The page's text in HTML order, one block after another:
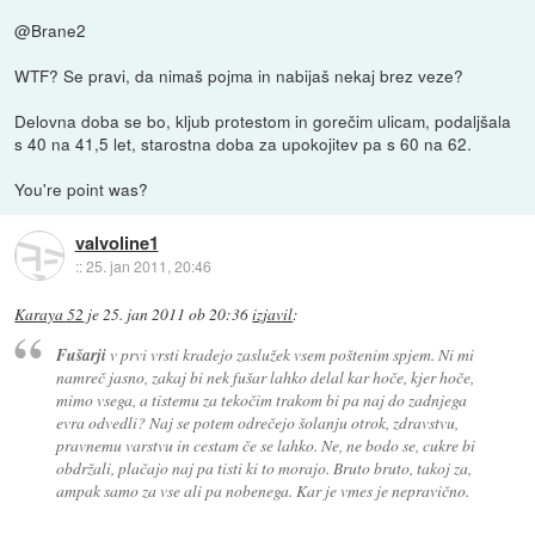
@Brane2
WTF? Se pravi, da nimaš pojma in nabijaš nekaj brez veze?
Delovna doba se bo, kljub protestom in gorečim ulicam, podaljšala
s 40 na 41,5 let, starostna doba za upokojitev pa s 60 na 62.
You're point was?
valvoline1
::25. jan 2011, 20:46
Karaya 52 je25. jan 2011 ob 20:36izjavil:
Fušarjiv prvi vrsti kradejo zaslužek vsem poštenim spjem. Ni mi
namreč jasno, zakaj bi nek fušar lahko delal kar hoče, kjer hoče,
mimo vsega, a tistemu za tekočim trakom bi pa naj do zadnjega
evra odvedli? Naj se potem odrečejo šolanju otrok, zdravstvu,
pravnemu varstvu in cestam če se lahko. Ne, ne bodo se, cukre bi
obdržali, plačajo naj pa tisti ki to morajo. Bruto bruto, takoj za,
ampak samo za vse ali pa nobenega. Kar je vmes je nepravično.